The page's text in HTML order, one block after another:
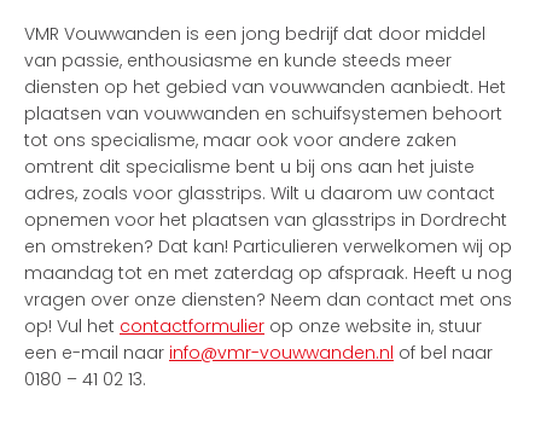
VMR Vouwwanden is een jong bedrijf dat door middel
van passie, enthousiasme en kunde steeds meer
diensten op het gebied van vouwwanden aanbiedt. Het
plaatsen van vouwwanden en schuifsystemen behoort
tot ons specialisme, maar ook voor andere zaken
omtrent dit specialisme bent u bij ons aan het juiste
adres, zoals voor glasstrips. Wilt u daarom uw contact
opnemen voor het plaatsen van glasstrips in Dordrecht
en omstreken? Dat kan! Particulieren verwelkomen wij op
maandag tot en met zaterdag op afspraak. Heeft u nog
vragen over onze diensten? Neem dan contact met ons
op! Vul het contactformulier op onze website in, stuur
een e-mail naar info@vmr-vouwwanden.nl of bel naar
0180 – 41 02 13.